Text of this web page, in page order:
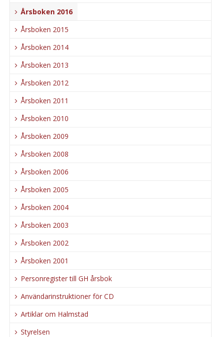
Årsboken 2016
Årsboken 2015
Årsboken 2014
Årsboken 2013
Årsboken 2012
Årsboken 2011
Årsboken 2010
Årsboken 2009
Årsboken 2008
Årsboken 2006
Årsboken 2005
Årsboken 2004
Årsboken 2003
Årsboken 2002
Årsboken 2001
Personregister till GH årsbok
Användarinstruktioner för CD
Artiklar om Halmstad
Styrelsen